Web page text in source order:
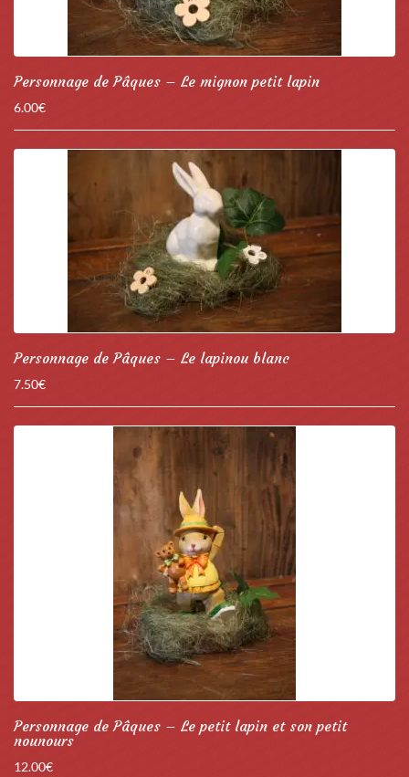
Personnage de Pâques – Le mignon petit lapin
6.00€
Personnage de Pâques – Le lapinou blanc
7.50€
Personnage de Pâques – Le petit lapin et son petit
nounours
12.00€